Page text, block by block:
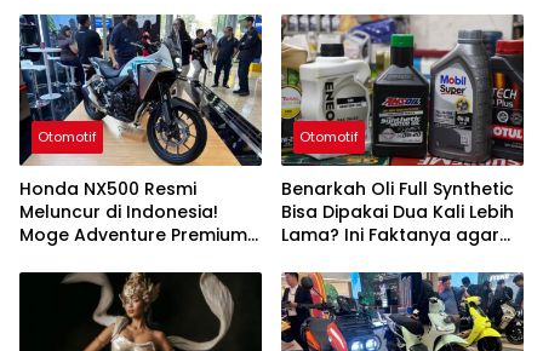
Otomotif
Honda NX500 Resmi
Meluncur di Indonesia!
Moge Adventure Premium
Otomotif
Benarkah Oli Full Synthetic
Bisa Dipakai Dua Kali Lebih
Lama? Ini Faktanya agar